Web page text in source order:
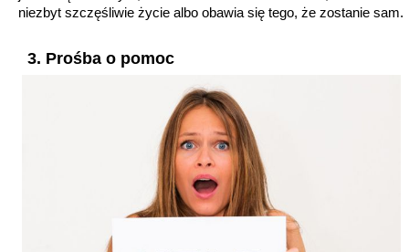
niezbyt szczęśliwie życie albo obawia się tego, że zostanie sam.
3. Prośba o pomoc